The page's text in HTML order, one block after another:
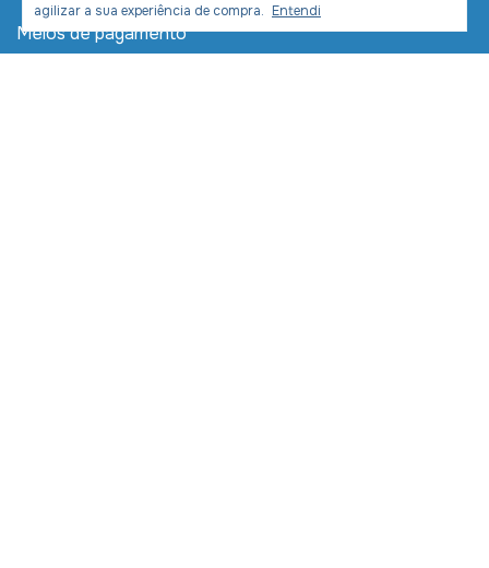
agilizar a sua experiência de compra. Entendi
Meios de pagamento